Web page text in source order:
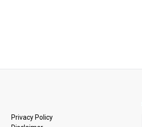
Privacy Policy